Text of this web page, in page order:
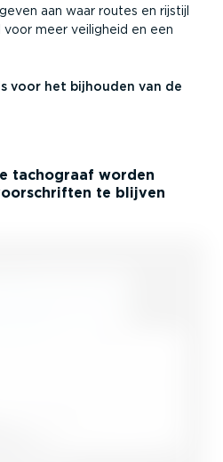
aan waar routes en rijstijl
meer veiligheid en een
voor het bijhouden van de
tachograaf worden
te blijven